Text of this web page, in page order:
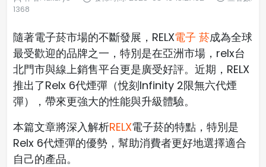
1368
隨著電子菸市場的不斷發展，RELX電子 菸成為全球
最受歡迎的品牌之一，特別是在亞洲市場，relx台
北門市與線上銷售平台更是廣受好評。近期，RELX
推出了Relx 6代煙彈（悅刻Infinity 2限無六代煙
彈），帶來更強大的性能與升級體驗。
本篇文章將深入解析RELX電子菸的特點，特別是
Relx 6代煙彈的優勢，幫助消費者更好地選擇適合
自己的產品。